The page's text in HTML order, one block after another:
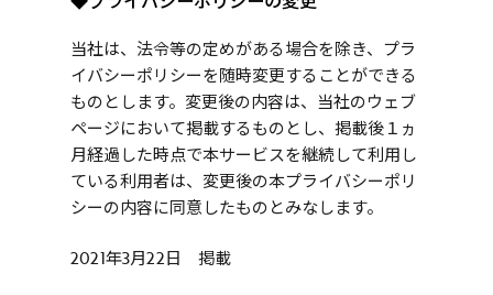
当社は、法令等の定めがある場合を除き、プラ
イバシーポリシーを随時変更することができる
ものとします。変更後の内容は、当社のウェブ
ページにおいて掲載するものとし、掲載後１ヵ
月経過した時点で本サービスを継続して利用し
ている利用者は、変更後の本プライバシーポリ
シーの内容に同意したものとみなします。
2021年3月22日 掲載